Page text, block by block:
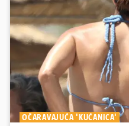
OČARAVAJUĆA 'KUĆANICA'